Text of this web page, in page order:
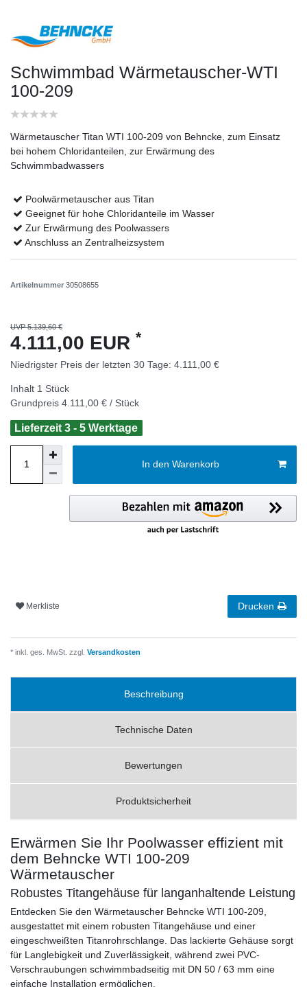
Schwimmbad Wärmetauscher-WTI
100-209
Wärmetauscher Titan WTI 100-209 von Behncke, zum Einsatz
bei hohem Chloridanteilen, zur Erwärmung des
Schwimmbadwassers
Poolwärmetauscher aus Titan
Geeignet für hohe Chloridanteile im Wasser
Zur Erwärmung des Poolwassers
Anschluss an Zentralheizsystem
Artikelnummer 30508655
UVP 5.139,60 €
4.111,00 EUR *
Niedrigster Preis der letzten 30 Tage: 4.111,00 €
Inhalt 1 Stück
Grundpreis 4.111,00 € / Stück
Lieferzeit 3 - 5 Werktage
In den Warenkorb
Merkliste Drucken
* inkl. ges. MwSt. zzgl. Versandkosten
Beschreibung
Technische Daten
Bewertungen
Produktsicherheit
Erwärmen Sie Ihr Poolwasser effizient mit
dem Behncke WTI 100-209
Wärmetauscher
Robustes Titangehäuse für langanhaltende Leistung
Entdecken Sie den Wärmetauscher Behncke WTI 100-209,
ausgestattet mit einem robusten Titangehäuse und einer
eingeschweißten Titanrohrschlange. Das lackierte Gehäuse sorgt
für Langlebigkeit und Zuverlässigkeit, während zwei PVC-
Verschraubungen schwimmbadseitig mit DN 50 / 63 mm eine
einfache Installation ermöglichen.